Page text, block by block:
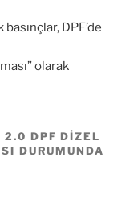
DPF’de
olarak
2.0 DPF DIZEL
DURUMUNDA